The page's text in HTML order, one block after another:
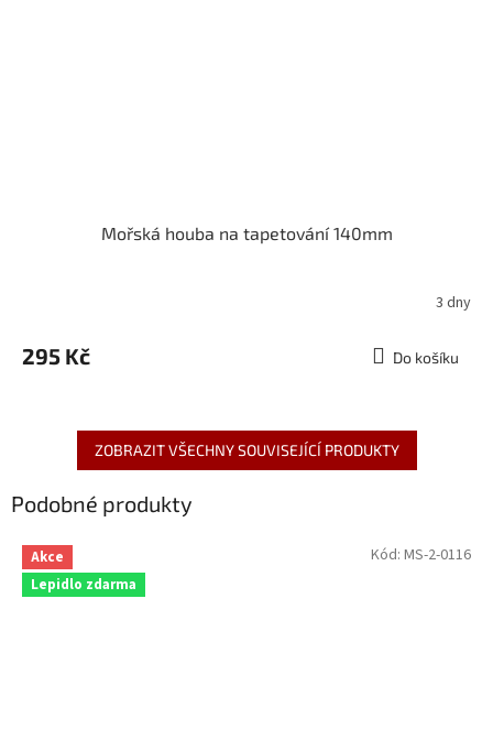
Mořská houba na tapetování 140mm
3 dny
295 Kč Do košíku
ZOBRAZIT VŠECHNY SOUVISEJÍCÍ PRODUKTY
Podobné produkty
Akce
Lepidlo zdarma
Kód: MS-2-0116